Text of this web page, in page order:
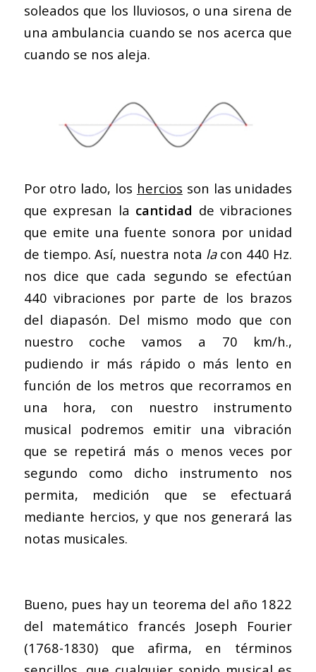
soleados que los lluviosos, o una sirena de
una ambulancia cuando se nos acerca que
cuando se nos aleja.
Por otro lado, los hercios son las unidades
que expresan la cantidad de vibraciones
que emite una fuente sonora por unidad
de tiempo. Así, nuestra nota lacon 440 Hz.
nos dice que cada segundo se efectúan
440 vibraciones por parte de los brazos
del diapasón. Del mismo modo que con
nuestro coche vamos a 70 km/h.,
pudiendo ir más rápido o más lento en
función de los metros que recorramos en
una hora, con nuestro instrumento
musical podremos emitir una vibración
que se repetirá más o menos veces por
segundo como dicho instrumento nos
permita, medición que se efectuará
mediante hercios, y que nos generará las
notas musicales.
Bueno, pues hay un teorema del año 1822
del matemático francés Joseph Fourier
(1768-1830) que afirma, en términos